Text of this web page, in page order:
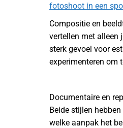
fotoshoot in een
Compositie en
vertellen met alleen
sterk gevoel voor
experimenteren om
Documentaire en
Beide stijlen
welke aanpak het